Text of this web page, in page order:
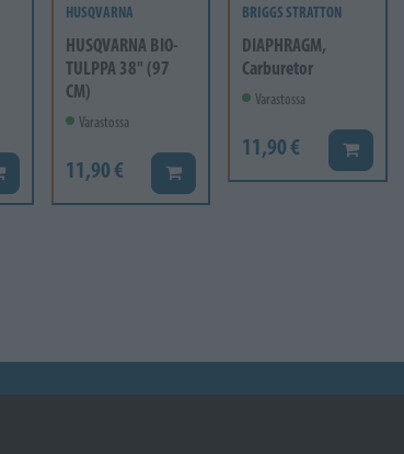
Lisää koriin
HUSQVARNA
HUSQVARNA BIO-
TULPPA 38" (97
CM)
Varastossa
11,90 € Lisää koriin
BRIGGS STRATTON
DIAPHRAGM,
Carburetor
Varastossa
11,90 € Lisää